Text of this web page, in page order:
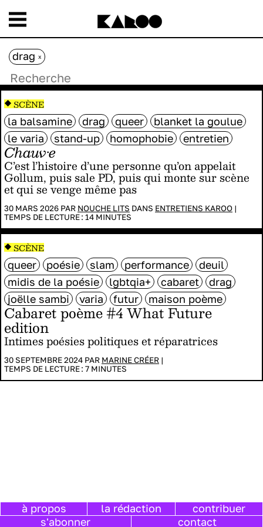
Chauv·e
C’est l’histoire d’une personne qu’on appelait
Gollum, puis sale PD, puis qui monte sur scène
et qui se venge même pas
30 MARS 2026 PAR NOUCHE LITS DANS ENTRETIENS KAROO |
TEMPS DE LECTURE : 14 MINUTES
la balsamine drag queer
blanket la goulue
le varia
stand-up homophobie entretien
SCÈNE
Cabaret poème #4 What Future
edition
Intimes poésies politiques et réparatrices
30 SEPTEMBRE 2024 PAR MARINE CRÉER |
TEMPS DE LECTURE : 7 MINUTES
queer poésie slam performance
deuil
midis de la poésie
lgbtqia+ cabaret
drag
joëlle sambi
varia futur maison poème
SCÈNE
drag x
à propos la rédaction
contribuer
s'abonner
contact